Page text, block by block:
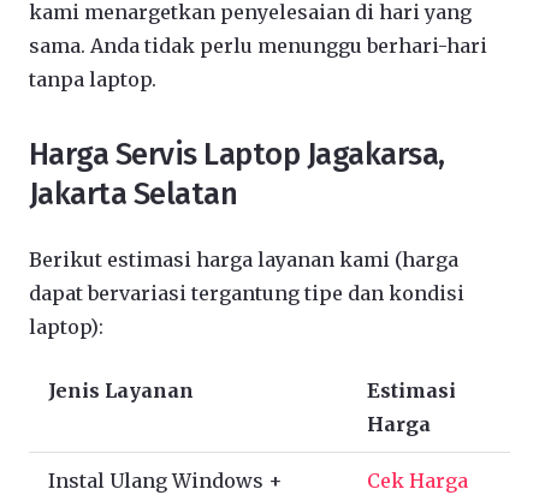
kami menargetkan penyelesaian di hari yang
sama. Anda tidak perlu menunggu berhari-hari
tanpa laptop.
Harga Servis Laptop Jagakarsa,
Jakarta Selatan
Berikut estimasi harga layanan kami (harga
dapat bervariasi tergantung tipe dan kondisi
laptop):
Jenis Layanan
Estimasi
Harga
Instal Ulang Windows +
Cek Harga